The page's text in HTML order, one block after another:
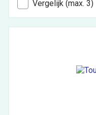
Vergelijk (max. 3)